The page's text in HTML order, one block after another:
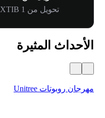
تحويل من 1 AXTIB إلى R$461.92
الأحداث المثيرة
مهرجان روبوتات Unitree